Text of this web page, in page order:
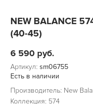
NEW BALANCE
(40-45)
6 590 руб.
Артикул: sm06755
Есть в наличии
Производитель: New
Коллекция: 574